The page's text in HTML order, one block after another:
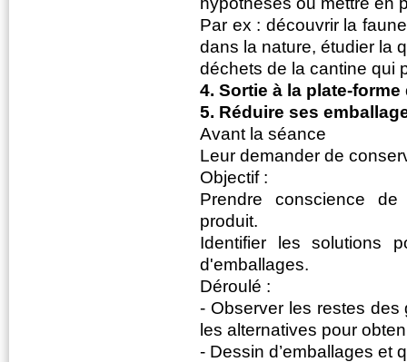
Par ex : découvrir la
dans la nature, étudier la
déchets de la cantine qui
4. Sortie à la plate-
5. Réduire ses
Avant la séance
Leur demander de
Objectif :
Prendre conscience de
produit.
Identifier les solutions
d'emballages.
Déroulé :
- Observer les restes
les alternatives pour
- Dessin d’emballages et